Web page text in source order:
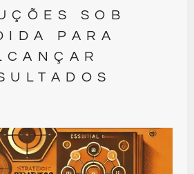
SOB
PARA